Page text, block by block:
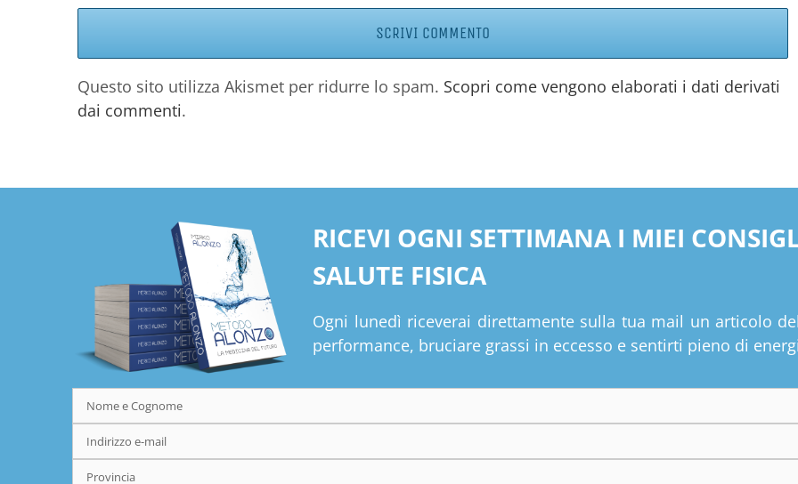
Questo sito utilizza Akismet per ridurre lo spam. Scopri come vengono elaborati i dati derivati
dai commenti.
RICEVI OGNI SETTIMANA I MIEI
SALUTE FISICA
Ogni lunedì riceverai direttamente sulla tua mail un articolo
performance, bruciare grassi in eccesso e sentirti pieno di